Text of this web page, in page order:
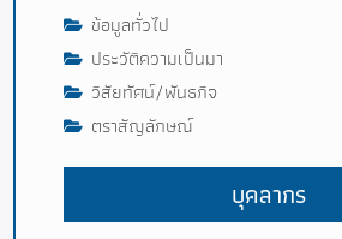
ข้อมูลทั่วไป
ประวัติความเป็นมา
วิสัยทัศน์/พันธกิจ
ตราสัญลักษณ์
บุคลากร